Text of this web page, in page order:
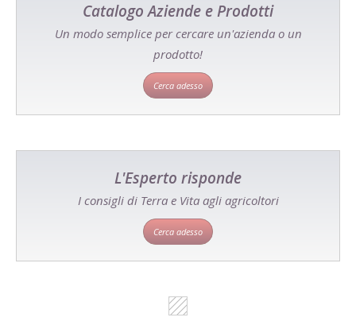
Catalogo Aziende e Prodotti
Un modo semplice per cercare un'azienda o un
prodotto!
Cerca adesso
L'Esperto risponde
I consigli di Terra e Vita agli agricoltori
Cerca adesso